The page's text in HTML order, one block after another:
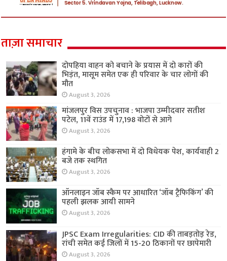
ताज़ा समाचार
दोपहिया वाहन को बचाने के प्रयास में दो कारों की
भिड़ंत, मासूम समेत एक ही परिवार के चार लोगों की
मौत
August 3, 2026
मांजलपुर विस उपचुनाव : भाजपा उम्मीदवार सतीश
पटेल, 11वें राउंड में 17,198 वोटों से आगे
August 3, 2026
हंगामे के बीच लोकसभा में दो विधेयक पेश, कार्यवाही 2
बजे तक स्थगित
August 3, 2026
ऑनलाइन जॉब स्कैम पर आधारित ‘जॉब ट्रैफिकिंग’ की
पहली झलक आयी सामने
August 3, 2026
JPSC Exam Irregularities: CID की ताबड़तोड़ रेड,
रांची समेत कई जिलों में 15-20 ठिकानों पर छापेमारी
August 3, 2026